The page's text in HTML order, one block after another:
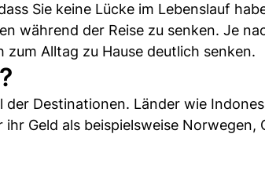
Sie keine Lücke im Lebenslauf
während der Reise zu senken. Je
Alltag zu Hause deutlich senken.
Destinationen. Länder wie
Geld als beispielsweise Norwegen,